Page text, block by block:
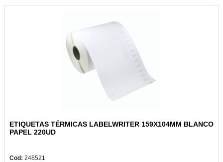
ETIQUETAS TÉRMICAS LABELWRITER 159X104MM BLANCO
PAPEL 220UD
Cod: 248521